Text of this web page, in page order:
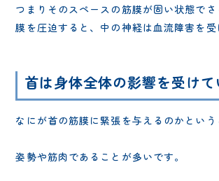
つまりそのスペースの筋膜が固い状態で
膜を圧迫すると、中の神経は血流障害を受
首は身体全体の影響を受け
なにが首の筋膜に緊張を与えるのかという
姿勢や筋肉であることが多いです。